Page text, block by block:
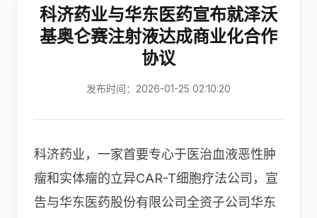
科济药业与华东医药宣布就泽沃
基奥仑赛注射液达成商业化合作
协议
发布时间：2026-01-25 02:10:20
科济药业，一家首要专心于医治血液恶性肿
瘤和实体瘤的立异CAR-T细胞疗法公司，宣
告与华东医药股份有限公司全资子公司华东